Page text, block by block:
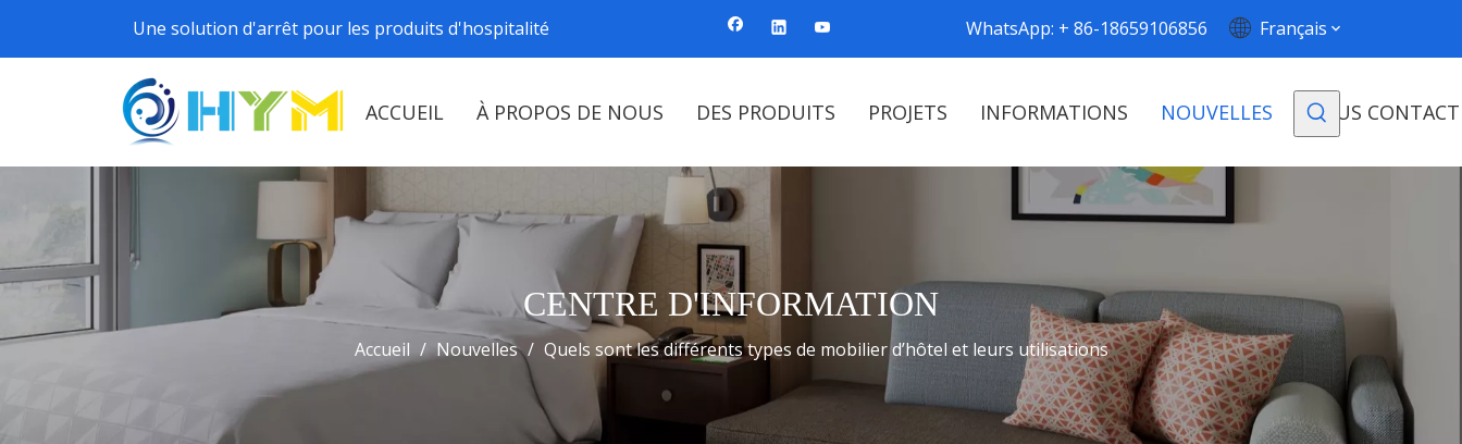
Une solution d'arrêt pour les produits d'hospitalité WhatsApp: + 86-18659106856 Français
ACCUEIL À PROPOS DE NOUS DES PRODUITS PROJETS INFORMATIONS NOUVELLES NOUS
CENTRE D'INFORMATION
Accueil / Nouvelles / Quels sont les différents types de mobilier d’hôtel et leurs utilisations